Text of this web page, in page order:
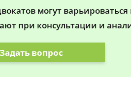
могут
при консультации и
Задать вопрос